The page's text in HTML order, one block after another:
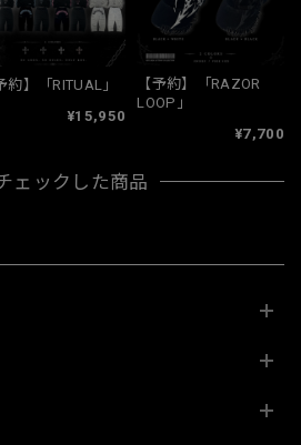
約】「RITUAL」
¥15,950
【予約】「RAZOR
LOOP」
¥7,700
ェックした商品